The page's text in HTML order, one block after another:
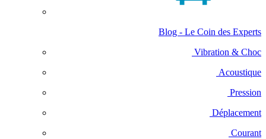
Blog - Le Coin des Experts
Vibration & Choc
Acoustique
Pression
Déplacement
Courant